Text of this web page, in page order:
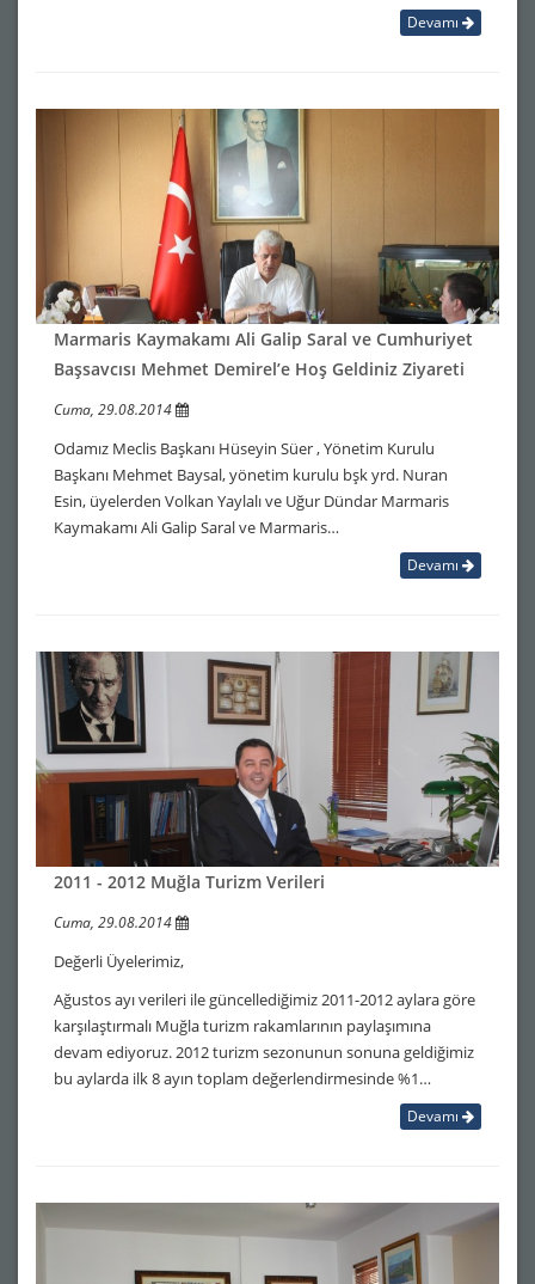
Devamı
Marmaris Kaymakamı Ali Galip Saral ve Cumhuriyet
Başsavcısı Mehmet Demirel’e Hoş Geldiniz Ziyareti
Cuma, 29.08.2014
Odamız Meclis Başkanı Hüseyin Süer , Yönetim Kurulu
Başkanı Mehmet Baysal, yönetim kurulu bşk yrd. Nuran
Esin, üyelerden Volkan Yaylalı ve Uğur Dündar Marmaris
Kaymakamı Ali Galip Saral ve Marmaris…
Devamı
2011 - 2012 Muğla Turizm Verileri
Cuma, 29.08.2014
Değerli Üyelerimiz,
Ağustos ayı verileri ile güncellediğimiz 2011-2012 aylara göre
karşılaştırmalı Muğla turizm rakamlarının paylaşımına
devam ediyoruz. 2012 turizm sezonunun sonuna geldiğimiz
bu aylarda ilk 8 ayın toplam değerlendirmesinde %1…
Devamı